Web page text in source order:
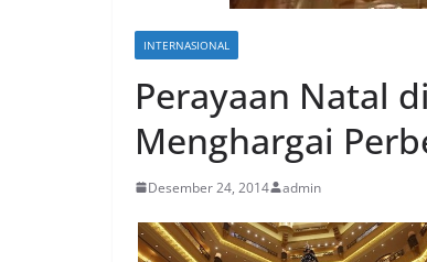
INTERNASIONAL
Perayaan Natal
Menghargai
Desember 24, 2014 admin